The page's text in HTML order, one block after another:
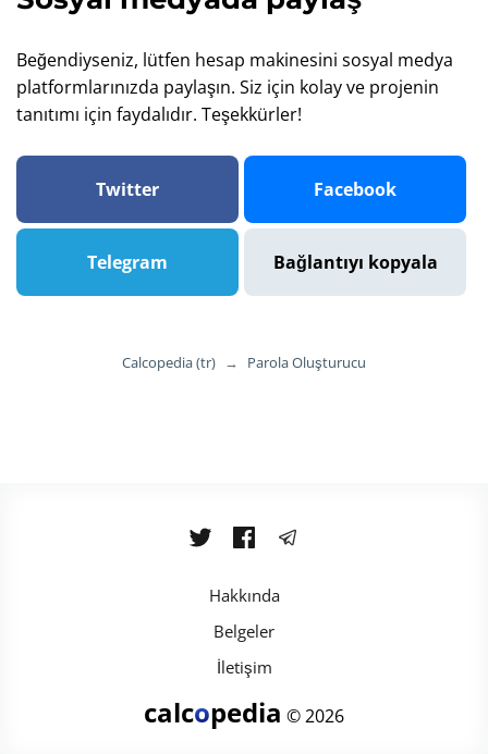
Beğendiyseniz, lütfen hesap makinesini sosyal medya
platformlarınızda paylaşın. Siz için kolay ve projenin
tanıtımı için faydalıdır. Teşekkürler!
Twitter Facebook
Telegram Bağlantıyı kopyala
Calcopedia (tr) → Parola Oluşturucu
Hakkında
Belgeler
İletişim
calcopedia © 2026